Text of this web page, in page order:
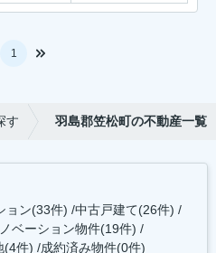
1
す 羽島郡笠松町の不動産一覧
ョン(33件) 中古戸建て(26件)
ベーション物件(19件)
(4件) 成約済み物件(0件)